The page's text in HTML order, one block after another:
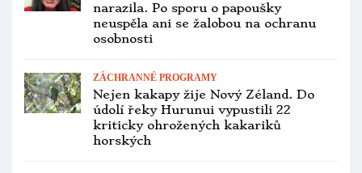
ZOOLOGICKÉ ZAHRADY
Zoo Olomouc letos poprvé za 23 let
odchovala zoborožce malajské, jako
PTAČÍ BURZY
Přehled ptačích burz a výstav pro
víkend 7. až 9. listopadu 2025